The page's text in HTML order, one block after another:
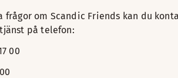
frågor om Scandic Friends kan du
på telefon:
00